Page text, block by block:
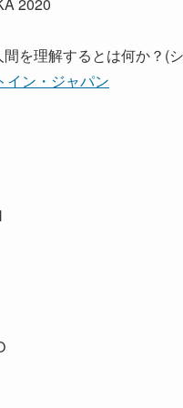
2020
を理解するとは何か？(
イン・ジャパン